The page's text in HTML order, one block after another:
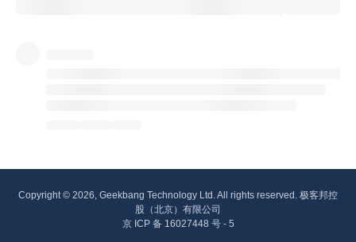
Copyright © 2026, Geekbang Technology Ltd. All rights reserved. 极客邦控
股（北京）有限公司
京 ICP 备 16027448 号 - 5